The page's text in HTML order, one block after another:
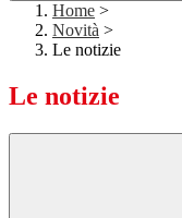
Home >
Novità >
Le notizie
Le notizie